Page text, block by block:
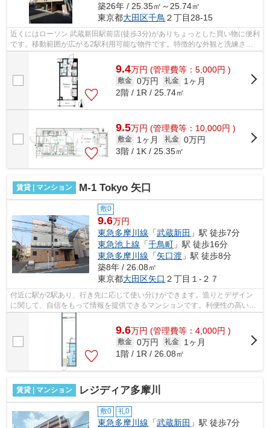
築26年 / 25.35㎡～25.74㎡
東京都大田区千鳥 ２丁目28-15
近くにはローソン 武蔵新田駅前店(徒歩3分)がありちょっとした買い物に便利
です。移動範囲が広がる2駅利用可能な物件です。特徴的な外観と洗練され
た設計の内装を持つデザイナーズ。こ...
9.4万円 (管理費等：5,000円 )
敷金 0万円 礼金
1ヶ月
2階 / 1R / 25.74㎡
9.5万円 (管理費等：10,000円 )
敷金 1ヶ月 礼金 0万円
3階 / 1K / 25.35㎡
賃貸 | マンション M-1 Tokyo 矢口
敷0
9.6万円
東急多摩川線 「武蔵新田 」駅 徒歩7分
東急池上線 「千鳥町 」駅 徒歩16分
東急多摩川線 「矢口渡 」駅 徒歩8分
築8年 / 26.08㎡
東京都大田区矢口 ２丁目１-２７
付近に駅が2駅あり、行き先に応じて使い分けができます。造りとデザイン
に関して、自信をもって情報を提供できるマンションです。利便性の高い徒
歩7分の物件です。クレジットカードで...
9.6万円 (管理費等：4,000円 )
敷金 0万円 礼金
1ヶ月
1階 / 1R / 26.08㎡
賃貸 | マンション レジディア多摩川
敷0 礼0
東急多摩川線 「武蔵新田 」駅 徒歩7分